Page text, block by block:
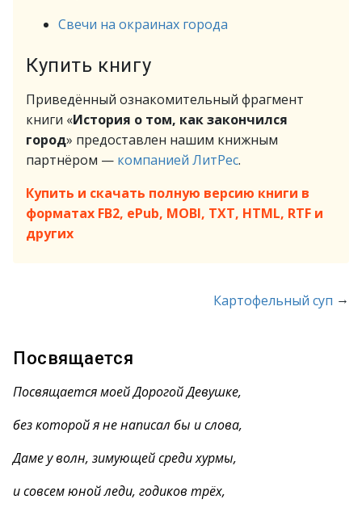
Свечи на окраинах города
Купить книгу
Приведённый ознакомительный фрагмент
книги «История о том, как закончился
город» предоставлен нашим книжным
партнёром — компанией ЛитРес.
Купить и скачать полную версию книги в
форматах FB2, ePub, MOBI, TXT, HTML, RTF и
других
Картофельный суп →
Посвящается
Посвящается моей Дорогой Девушке,
без которой я не написал бы и слова,
Даме у волн, зимующей среди хурмы,
и совсем юной леди, годиков трёх,